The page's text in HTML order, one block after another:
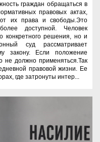
граждан обращаться в
правовых актах,
их права и свободы.Это
доступной. Человек
конкретного решения, но и
суд рассматривает
закону. Если положение
не должно применяться.Так
правовой жизни. Ее
где затронуты интер...